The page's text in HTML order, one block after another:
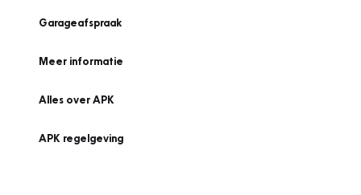
Garageafspraak
Meer informatie
Alles over APK
APK regelgeving